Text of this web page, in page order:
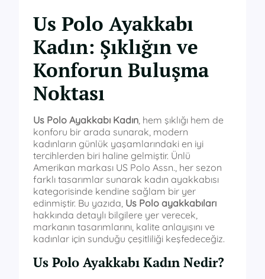
Us Polo Ayakkabı
Kadın: Şıklığın ve
Konforun Buluşma
Noktası
Us Polo Ayakkabı Kadın , hem şıklığı hem de
konforu bir arada sunarak, modern
kadınların günlük yaşamlarındaki en iyi
tercihlerden biri haline gelmiştir. Ünlü
Amerikan markası US Polo Assn., her sezon
farklı tasarımlar sunarak kadın ayakkabısı
kategorisinde kendine sağlam bir yer
edinmiştir. Bu yazıda, Us Polo ayakkabıları
hakkında detaylı bilgilere yer verecek,
markanın tasarımlarını, kalite anlayışını ve
kadınlar için sunduğu çeşitliliği keşfedeceğiz.
Us Polo Ayakkabı Kadın Nedir?